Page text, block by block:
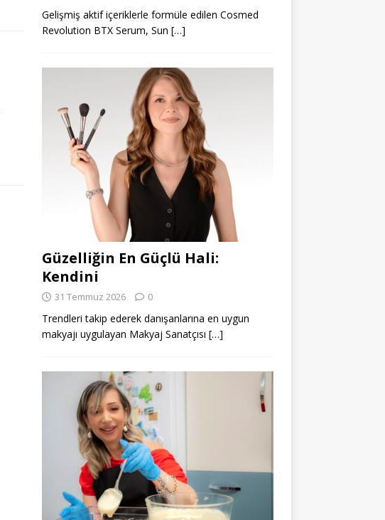
Gelişmiş aktif içeriklerle formüle edilen Cosmed
Revolution BTX Serum, Sun […]
Güzelliğin En Güçlü Hali:
Kendini
31 Temmuz 2026 0
Trendleri takip ederek danışanlarına en uygun
makyajı uygulayan Makyaj Sanatçısı […]